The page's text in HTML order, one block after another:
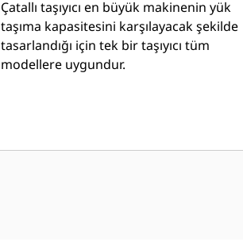
Çatallı taşıyıcı en büyük makinenin yük
taşıma kapasitesini karşılayacak şekilde
tasarlandığı için tek bir taşıyıcı tüm
modellere uygundur.